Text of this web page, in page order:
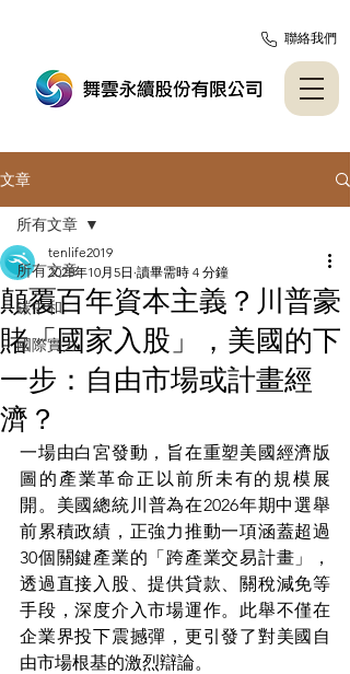
聯絡我們
文章
所有文章
碳中和
國際實力
所有文章
顛覆百年資本主義？川普豪
賭「國家入股」，美國的下
一步：自由市場或計畫經
濟？
tenlife2019
2025年10月5日 讀畢需時 4 分鐘
一場由白宮發動，旨在重塑美國經濟版
圖的產業革命正以前所未有的規模展
開。美國總統川普為在2026年期中選舉
前累積政績，正強力推動一項涵蓋超過
30個關鍵產業的「跨產業交易計畫」，
透過直接入股、提供貸款、關稅減免等
手段，深度介入市場運作。此舉不僅在
企業界投下震撼彈，更引發了對美國自
由市場根基的激烈辯論。